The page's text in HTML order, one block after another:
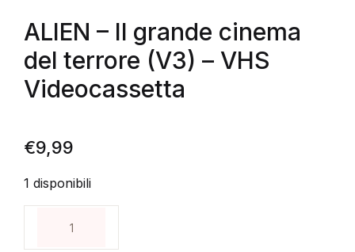
ALIEN – Il grande cinema
del terrore (V3) – VHS
Videocassetta
€9,99
1 disponibili